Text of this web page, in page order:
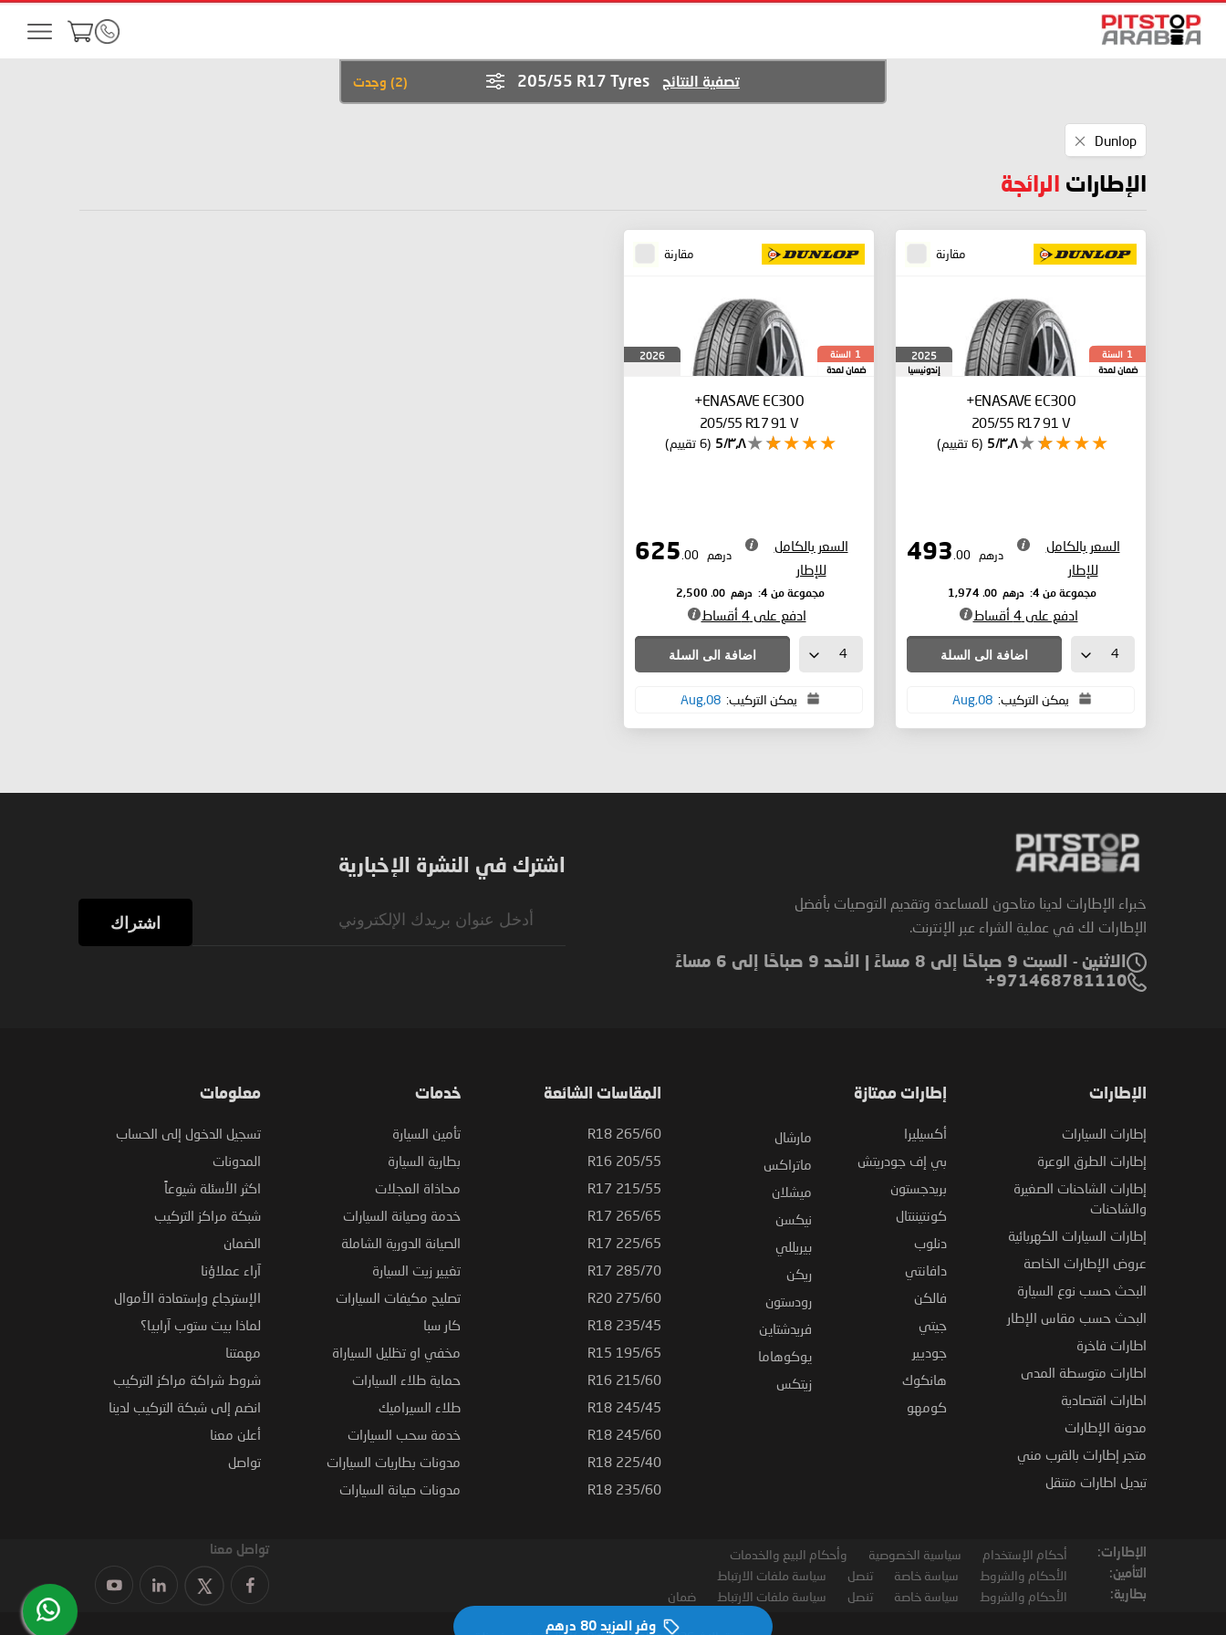
(
2
) وجدت تصفية النتائج 205/55 R17 Tyres
Dunlop
This
الإطارات الرائجة
مقارنة
1 السنة
ضمان لمدة
2025
إندونيسيا
ENASAVE EC300+
205/55 R17 91 V
٣٫٨/5 (6 تقييم)
السعر بالكامل
للإطار
درهم .00
مجموعة من 4: درهم .00
ادفع على 4 أقساط
اضافة الى السلة
يمكن التركيب: 08,Aug
مقارنة
1 السنة
ضمان لمدة
2026
ENASAVE EC300+
205/55 R17 91 V
٣٫٨/5 (6 تقييم)
السعر بالكامل
للإطار
درهم .00
مجموعة من 4: درهم .00
ادفع على 4 أقساط
اضافة الى السلة
يمكن التركيب: 08,Aug
وفر المزيد 80 درهم‏
خبراء الإطارات لدينا متاحون للمساعدة وتقديم التوصيات بأفضل
الإطارات لك في عملية الشراء عبر الإنترنت.
الاثنين - السبت 9 صباحًا إلى 8 مساءً | الأحد 9 صباحًا إلى 6 مساءً
971468781110+
اشترك في النشرة الإخبارية
اشتراك
الإطارات
إطارات السيارات
إطارات الطرق الوعرة
إطارات الشاحنات الصغيرة
والشاحنات
إطارات السيارات الكهربائية
عروض الإطارات الخاصة
البحث حسب نوع السيارة
البحث حسب مقاس الإطار
اطارات فاخرة
اطارات متوسطة المدى
اطارات اقتصادية
مدونة الإطارات
متجر إطارات بالقرب مني
تبديل اطارات متنقل
إطارات ممتازة
أكسيليرا
بي إف جودريتش
بريدجستون
كونتيننتال
دنلوب
دافانتي
فالكن
جيتي
جوديير
هانكوك
كومهو
مارشال
ماتراكس
ميشلان
نيكسن
بيريللي
ريكن
رودستون
فريدشتاين
يوكوهاما
زيتكس
المقاسات الشائعة
265/60 R18
205/55 R16
215/55 R17
265/65 R17
225/65 R17
285/70 R17
275/60 R20
235/45 R18
195/65 R15
215/60 R16
245/45 R18
245/60 R18
225/40 R18
235/60 R18
خدمات
تأمين السيارة
بطارية السيارة
محاذاة العجلات
خدمة وصيانة السيارات
الصيانة الدورية الشاملة
تغيير زيت السيارة
تصليح مكيفات السيارات
كار سبا
مخفي او تظليل السياراة
حماية طلاء السيارات
طلاء السيراميك
خدمة سحب السيارات
مدونات بطاريات السيارات
مدونات صيانة السيارات
معلومات
تسجيل الدخول إلى الحساب
المدونات
اكثر الأسئلة شيوعاً
شبكة مراكز التركيب
الضمان
آراء عملاؤنا
الإسترجاع وإستعادة الأموال
لماذا بيت ستوب آرابيا؟
مهمتنا
شروط شراكة مراكز التركيب
انضم إلى شبكة التركيب لدينا
أعلن معنا
تواصل
الإطارات: أحكام الإستخدام سياسية الخصوصية وأحكام البيع والخدمات
التأمين: الأحكام والشروط سياسة خاصة تنصل سياسة ملفات الارتباط
بطارية: الأحكام والشروط سياسة خاصة تنصل سياسة ملفات الارتباط ضمان
تواصل معنا